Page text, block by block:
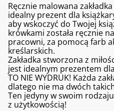
Ręcznie malowana
idealny prezent dla
aby wskoczyć do Twojej
krówkami została ręcznie
pracowni, za pomocą farb
kreślarskich.
Zakładka stworzona z
jest idealnym prezentem
TO NIE WYDRUK! Każda
dlatego nie ma dwóch
Ten jedyny w swoim
z użytkowością!